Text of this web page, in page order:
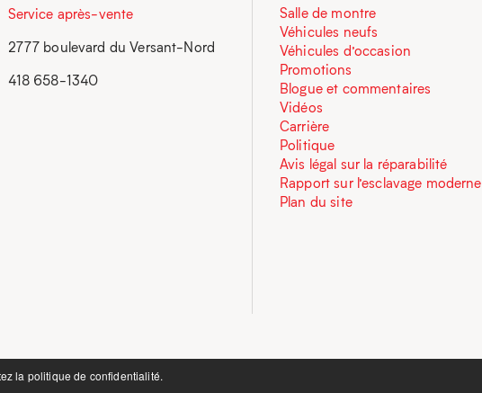
Service après-vente
2777 boulevard du Versant-Nord
418 658-1340
Salle de montre
Véhicules neufs
Véhicules d’occasion
Promotions
Blogue et commentaires
Vidéos
Carrière
Politique
Avis légal sur la réparabilité
Rapport sur l’esclavage moderne
Plan du site
la politique de confidentialité.